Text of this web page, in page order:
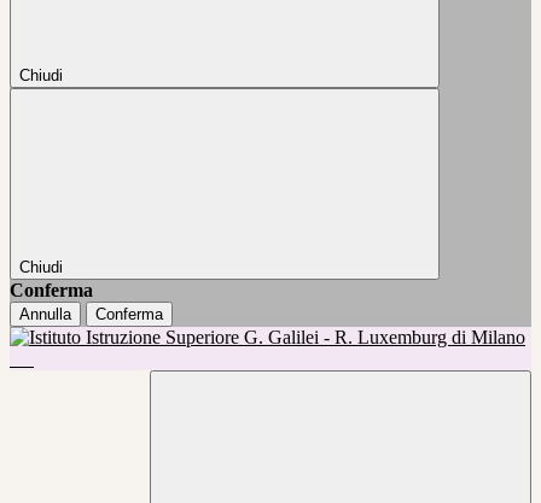
Chiudi
Chiudi
Conferma
Annulla Conferma